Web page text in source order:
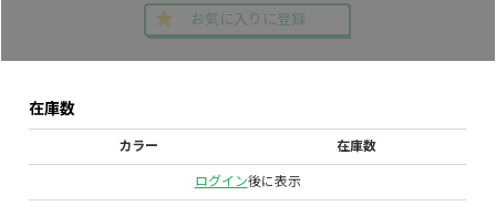
お気に入りに登録
在庫数
カラー 在庫数
ログイン後に表示